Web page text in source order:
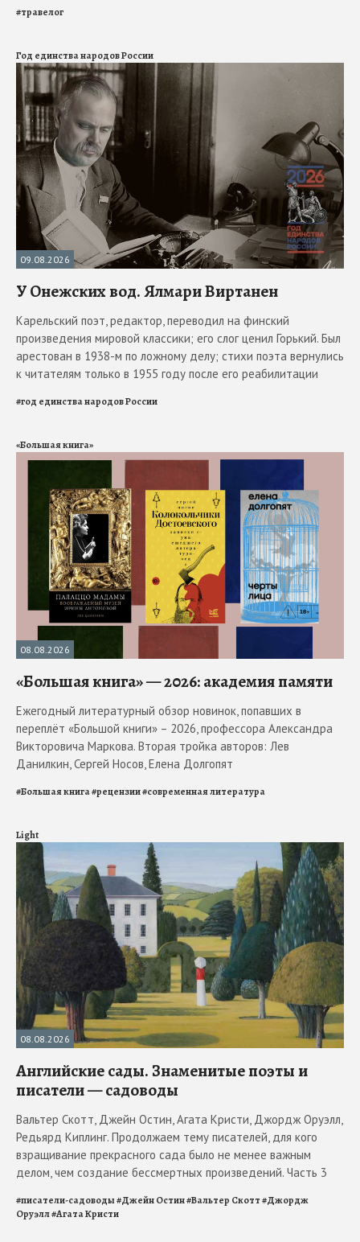
#травелог
Год единства народов России
09.08.2026
У Онежских вод. Ялмари Виртанен
Карельский поэт, редактор, переводил на финский
произведения мировой классики; его слог ценил Горький. Был
арестован в 1938-м по ложному делу; стихи поэта вернулись
к читателям только в 1955 году после его реабилитации
#год единства народов России
«Большая книга»
08.08.2026
«Большая книга» — 2026: академия памяти
Ежегодный литературный обзор новинок, попавших в
переплёт «Большой книги» – 2026, профессора Александра
Викторовича Маркова. Вторая тройка авторов: Лев
Данилкин, Сергей Носов, Елена Долгопят
#Большая книга#рецензии#современная литература
Light
08.08.2026
Английские сады. Знаменитые поэты и
писатели — садоводы
Вальтер Скотт, Джейн Остин, Агата Кристи, Джордж Оруэлл,
Редьярд Киплинг. Продолжаем тему писателей, для кого
взращивание прекрасного сада было не менее важным
делом, чем создание бессмертных произведений. Часть 3
#писатели-садоводы#Джейн Остин#Вальтер Скотт#Джордж
Оруэлл#Агата Кристи